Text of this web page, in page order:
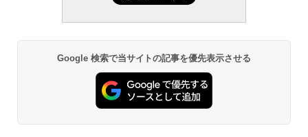
Google 検索で当サイトの記事を優先表示させる